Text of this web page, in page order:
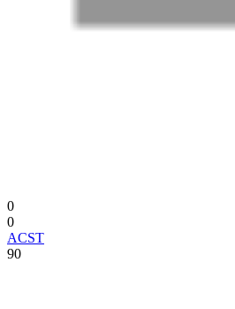
0
0
ACST
90